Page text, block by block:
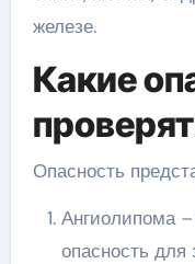
железе.
Какие
Опасность
Ангиолипома
опасность для